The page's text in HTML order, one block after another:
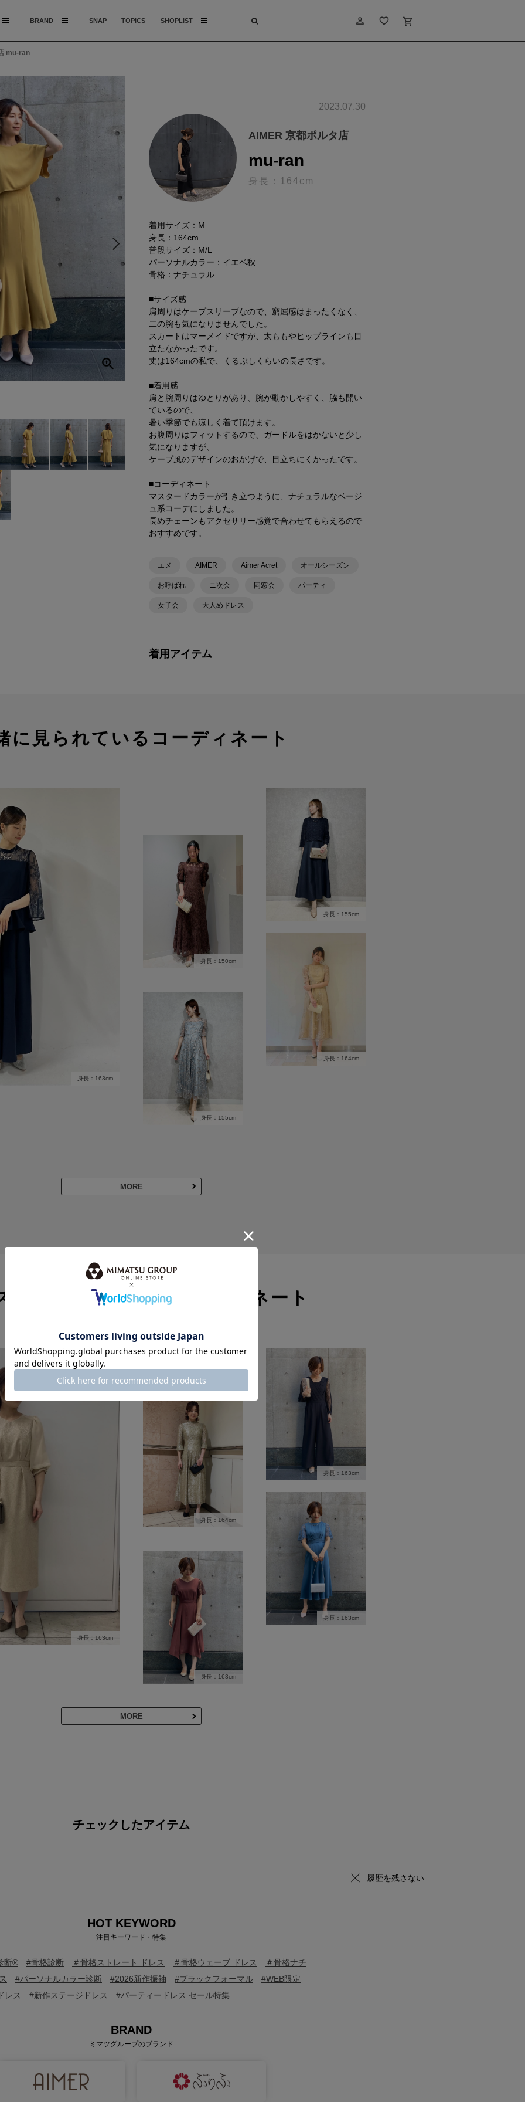
BRAND SNAP TOPICS SHOPLIST person_outline favorite_border shopping_cart
mu-ran
2023.07.30
AIMER 京都ポルタ店
mu-ran
身長：164cm
着用サイズ：M
身長：164cm
普段サイズ：M/L
パーソナルカラー：イエベ秋
骨格：ナチュラル
■サイズ感
肩周りはケープスリーブなので、窮屈感はまったくなく、
二の腕も気になりませんでした。
スカートはマーメイドですが、太ももやヒップラインも目
立たなかったです。
丈は164cmの私で、くるぶしくらいの長さです。
■着用感
肩と腕周りはゆとりがあり、腕が動かしやすく、脇も開い
ているので、
暑い季節でも涼しく着て頂けます。
お腹周りはフィットするので、ガードルをはかないと少し
気になりますが、
ケープ風のデザインのおかげで、目立ちにくかったです。
■コーディネート
マスタードカラーが引き立つように、ナチュラルなベージ
ュ系コーデにしました。
長めチェーンもアクセサリー感覚で合わせてもらえるので
おすすめです。
エメ AIMER Aimer Acret オールシーズン
お呼ばれ ニ次会 同窓会 パーティ
女子会 大人めドレス
着用アイテム
に見られているコーディネート
身長：163cm
身長：150cm
身長：155cm
身長：155cm
身長：164cm
MORE
タッフのその他のコーディネート
身長：163cm
身長：164cm
身長：163cm
身長：163cm
身長：163cm
MORE
チェックしたアイテム
履歴を残さない
HOT KEYWORD
注目キーワード・特集
断® #骨格診断 ＃骨格ストレート ドレス ＃骨格ウェーブ ドレス
＃骨格ナチ
#パーソナルカラー診断 #2026新作振袖 #ブラックフォーマル
#WEB限定
レス
#新作ステージドレス #パーティードレス セール特集
BRAND
ミマツグループのブランド